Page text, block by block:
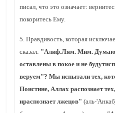
писал, что это означает:
покоритесь Ему.
5. Правдивость, которая
сказал: "Алиф.Лям. Мим. Думают
оставлены в покое и не
веруем"? Мы испытали тех,
Поистине, Аллах распознает
ираспознает лжецов" (аль-